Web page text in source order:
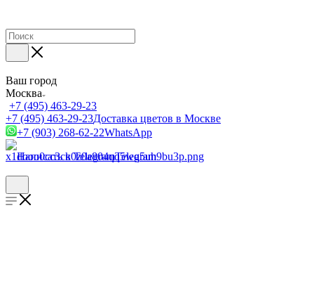
Ваш город
Москва
+7 (495) 463-29-23
+7 (495) 463-29-23Доставка цветов в Москве
+7 (903) 268-62-22WhatsApp
Написать в TelegramTelegram